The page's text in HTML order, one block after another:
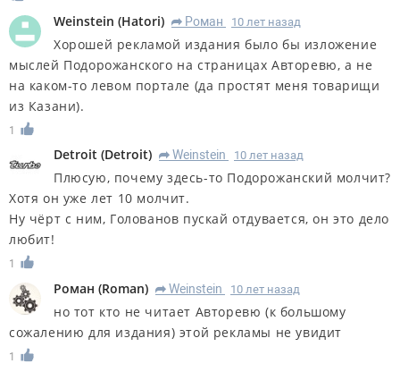
Weinstein (Hatori) R Роман 10 лет назад
Хорошей рекламой издания было бы изложение
мыслей Подорожанского на страницах Авторевю, а не
на каком-то левом портале (да простят меня товарищи
из Казани).
1
Detroit (Detroit) R Weinstein 10 лет назад
Плюсую, почему здесь-то Подорожанский молчит?
Хотя он уже лет 10 молчит.
Ну чёрт с ним, Голованов пускай отдувается, он это дело
любит!
1
Роман (Roman) R Weinstein 10 лет назад
но тот кто не читает Авторевю (к большому
сожалению для издания) этой рекламы не увидит
1